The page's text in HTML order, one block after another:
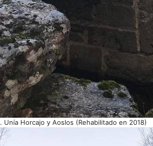
. Unía Horcajo y Aoslos (Rehabilitado en 2018)